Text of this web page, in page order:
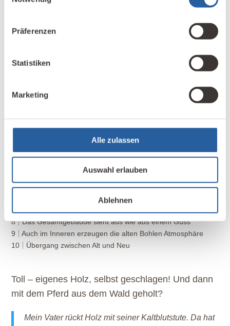
Präferenzen
Statistiken
Marketing
Alle zulassen
Auswahl erlauben
Ablehnen
7 Der denkmalgeschützte Holzblockbau des Huberhofs wurde
abgebaut und samt Erweiterung auf einem neuen Grundstück
wieder aufgebaut
8 Das Gesamtgebäude sieht aus wie aus einem Guss
9
Auch im Inneren erzeugen die alten Bohlen Atmosphäre
10
Übergang zwischen Alt und Neu
Toll – eigenes Holz, selbst geschlagen! Und dann
mit dem Pferd aus dem Wald geholt?
Mein Vater rückt Holz mit seiner Kaltblutstute. Da hat